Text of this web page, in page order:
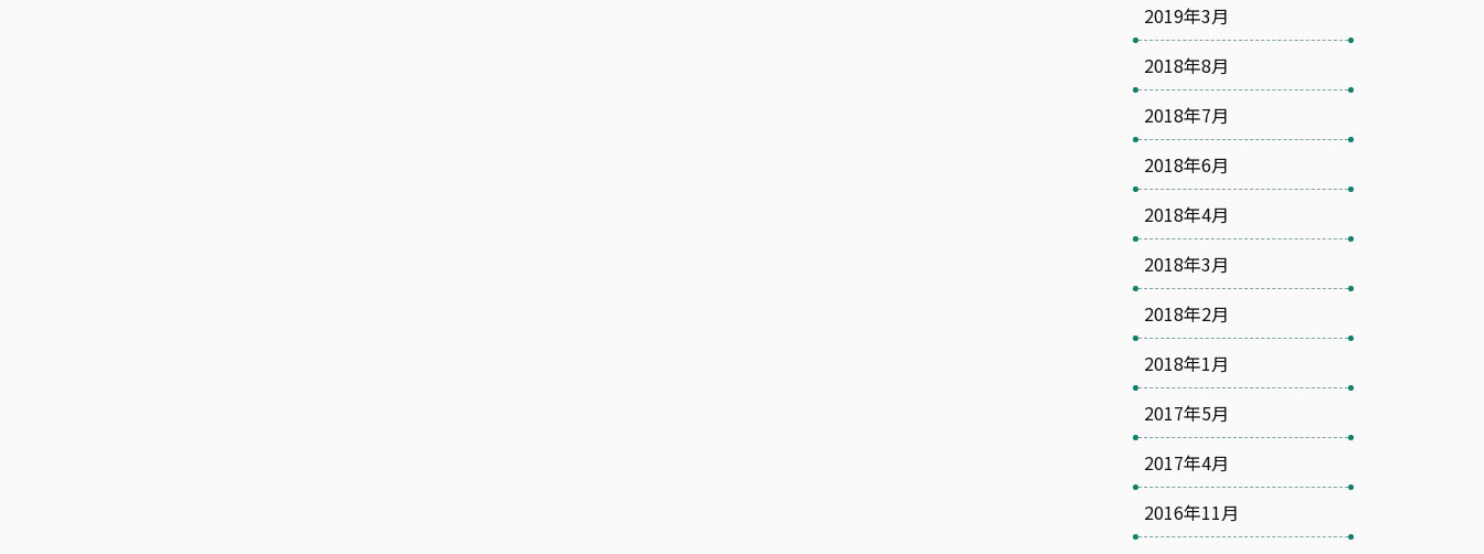
2019年3月
2018年8月
2018年7月
2018年6月
2018年4月
2018年3月
2018年2月
2018年1月
2017年5月
2017年4月
2016年11月